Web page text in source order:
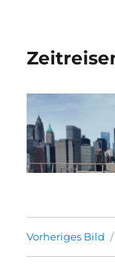
Vorheriges Bild